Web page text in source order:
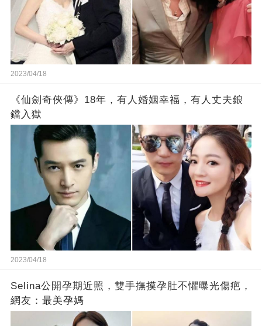
2023/04/18
《仙劍奇俠傳》18年，有人婚姻幸福，有人丈夫鋃
鐺入獄
2023/04/18
Selina公開孕期近照，雙手撫摸孕肚不懼曝光傷疤，
網友：最美孕媽